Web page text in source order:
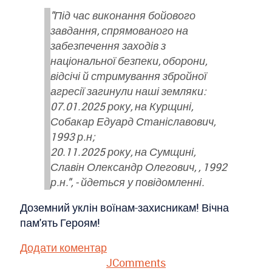
"Під час виконання бойового
завдання, спрямованого на
забезпечення заходів з
національної безпеки, оборони,
відсічі й стримування збройної
агресії загинули наші земляки:
07.01.2025 року, на Курщині,
Собакар Едуард Станіславович,
1993 р.н;
20.11.2025 року, на Сумщині,
Славін Олександр Олегович, , 1992
р.н.", - йдеться у повідомленні.
Доземний уклін воїнам-захисникам! Вічна
пам'ять Героям!
Додати коментар
JComments